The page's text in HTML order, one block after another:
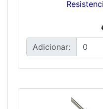
Adicionar: